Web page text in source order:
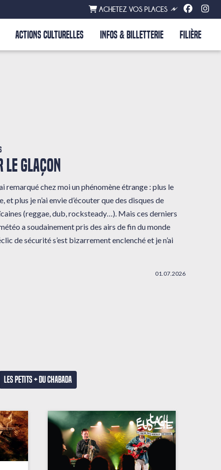
ACHETEZ VOS PLACES
ACTIONS CULTURELLES INFOS & BILLETTERIE FILIÈRE
LE GLAÇON
remarqué chez moi un phénomène étrange : plus le
et plus je n’ai envie d’écouter que des disques de
(reggae, dub, rocksteady…). Mais ces derniers
a soudainement pris des airs de fin du monde
de sécurité s’est bizarrement enclenché et je n’ai
01.07.2026
Les petits + du Chabada